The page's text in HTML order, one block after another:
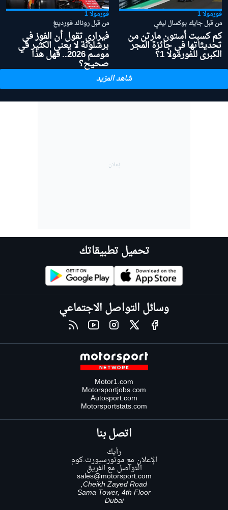
فورمولا 1
من قبل جايك بوكسال ليغي
كم كسبت أستون مارتن من
تحديثاتها في جائزة المجر
الكبرى للفورمولا 1؟
فورمولا 1
من قبل رونالد فوردينغ
فيراري تقول أن الفوز في
برشلونة لا يعني الكثير في
موسم 2026.. فهل هذا
صحيح؟
شاهد المزيد
تحميل تطبيقاتك
وسائل التواصل الاجتماعي
Motor1.com
Motorsportjobs.com
Autosport.com
Motorsportstats.com
اتصل بنا
رأيك
الإعلان مع موتورسبورت.كوم
التواصل مع الفريق
sales@motorsport.com
Cheikh Zayed Road,
Sama Tower, 4th Floor
Dubai